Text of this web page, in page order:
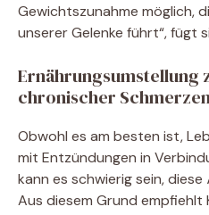
Gewichtszunahme möglich,
unserer Gelenke führt“, fügt
Ernährungsumstellung
chronischer
Obwohl es am besten ist,
mit Entzündungen in
kann es schwierig sein,
Aus diesem Grund empfiehlt